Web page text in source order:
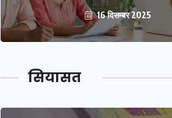
16 दिसम्बर 2025
सियासत